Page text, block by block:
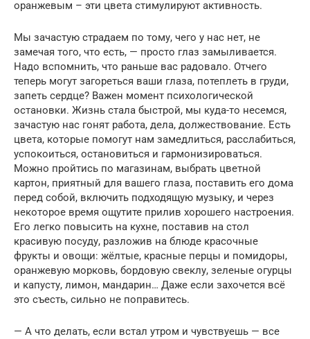
оранжевым – эти цвета стимулируют активность.
Мы зачастую страдаем по тому, чего у нас нет, не
замечая того, что есть, — просто глаз замыливается.
Надо вспомнить, что раньше вас радовало. Отчего
теперь могут загореться ваши глаза, потеплеть в груди,
запеть сердце? Важен момент психологической
остановки. Жизнь стала быстрой, мы куда-то несемся,
зачастую нас гонят работа, дела, должествование. Есть
цвета, которые помогут нам замедлиться, расслабиться,
успокоиться, остановиться и гармонизироваться.
Можно пройтись по магазинам, выбрать цветной
картон, приятный для вашего глаза, поставить его дома
перед собой, включить подходящую музыку, и через
некоторое время ощутите прилив хорошего настроения.
Его легко повысить на кухне, поставив на стол
красивую посуду, разложив на блюде красочные
фрукты и овощи: жёлтые, красные перцы и помидоры,
оранжевую морковь, бордовую свеклу, зеленые огурцы
и капусту, лимон, мандарин… Даже если захочется всё
это съесть, сильно не поправитесь.
— А что делать, если встал утром и чувствуешь — все